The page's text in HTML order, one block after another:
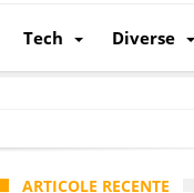
Tech Diverse
ARTICOLE RECENTE